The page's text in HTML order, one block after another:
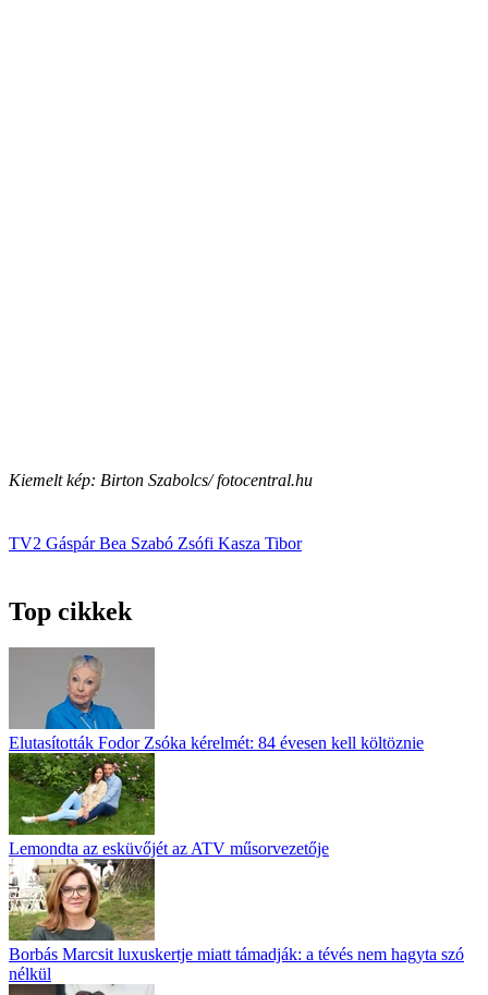
Kiemelt kép: Birton Szabolcs/ fotocentral.hu
TV2 Gáspár Bea Szabó Zsófi Kasza Tibor
Top cikkek
Elutasították Fodor Zsóka kérelmét: 84 évesen kell költöznie
Lemondta az esküvőjét az ATV műsorvezetője
Borbás Marcsit luxuskertje miatt támadják: a tévés nem hagyta szó
nélkül